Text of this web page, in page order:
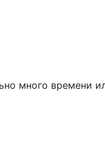
много времени